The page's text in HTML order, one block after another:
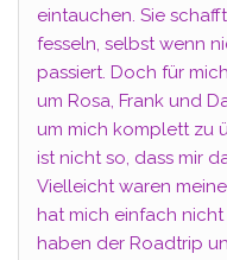
eintauchen. Sie
fesseln, selbst wenn
passiert. Doch für
um Rosa, Frank und
um mich komplett zu
ist nicht so, dass mir
Vielleicht waren
hat mich einfach
haben der Roadtrip